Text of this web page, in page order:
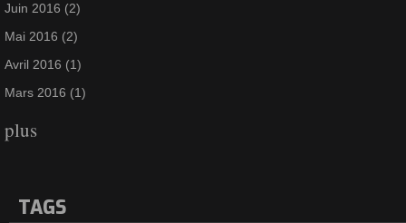
Juin 2016 (2)
Mai 2016 (2)
Avril 2016 (1)
Mars 2016 (1)
plus
TAGS